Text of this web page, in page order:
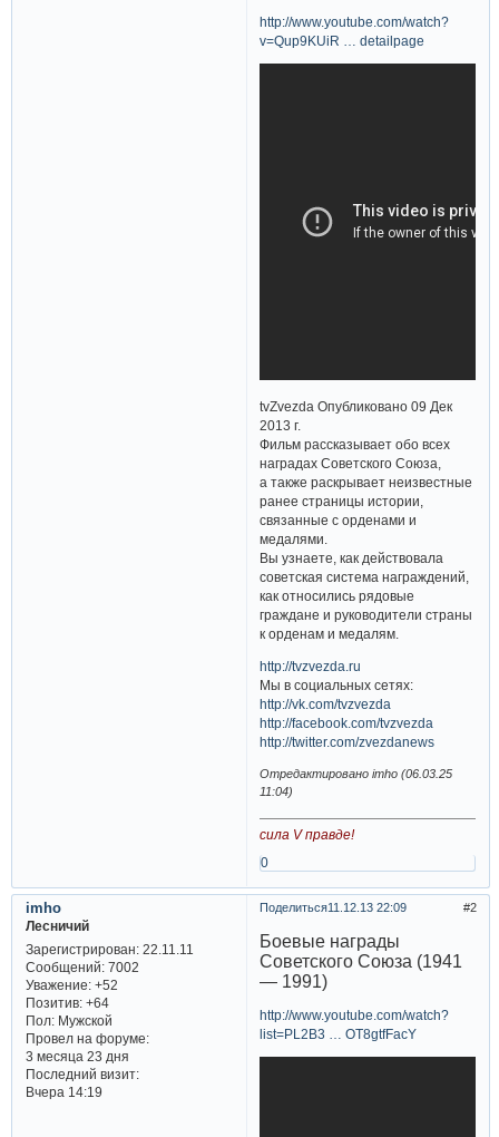
http://www.youtube.com/watch?
v=Qup9KUiR … detailpage
tvZvezda Опубликовано 09 Дек
2013 г.
Фильм рассказывает обо всех
наградах Советского Союза,
а также раскрывает неизвестные
ранее страницы истории,
связанные с орденами и
медалями.
Вы узнаете, как действовала
советская система награждений,
как относились рядовые
граждане и руководители страны
к орденам и медалям.
http://tvzvezda.ru
Мы в социальных сетях:
http://vk.com/tvzvezda
http://facebook.com/tvzvezda
http://twitter.com/zvezdanews
Отредактировано imho (06.03.25
11:04)
сила V правде!
0
Поделиться 2
11.12.13 22:09
imho
Лесничий
Зарегистрирован: 22.11.11
Сообщений:7002
Уважение: +52
Позитив: +64
Пол:Мужской
Провел на форуме:
3 месяца 23 дня
Последний визит:
Вчера 14:19
Боевые награды
Советского Союза (1941
— 1991)
http://www.youtube.com/watch?
list=PL2B3 … OT8gtfFacY